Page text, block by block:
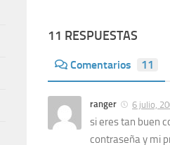
11 RESPUESTAS
Comentarios 11
ranger 6 julio,
si eres tan buen
contraseña y mi